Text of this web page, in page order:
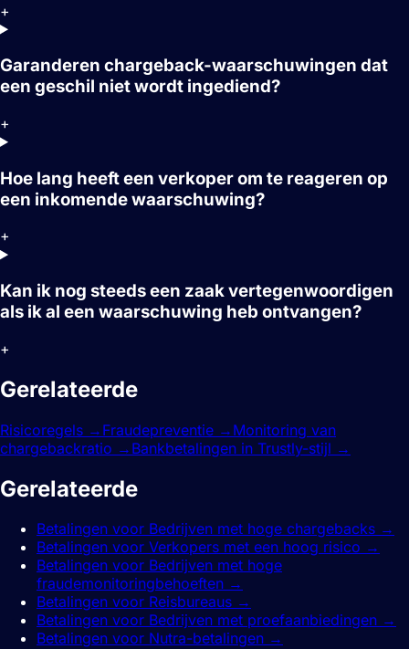
+
Garanderen chargeback-waarschuwingen dat
een geschil niet wordt ingediend?
+
Hoe lang heeft een verkoper om te reageren op
een inkomende waarschuwing?
+
Kan ik nog steeds een zaak vertegenwoordigen
als ik al een waarschuwing heb ontvangen?
+
Gerelateerde
Risicoregels → Fraudepreventie → Monitoring van
chargebackratio → Bankbetalingen in Trustly-stijl →
Gerelateerde
Betalingen voor Bedrijven met hoge chargebacks →
Betalingen voor Verkopers met een hoog risico →
Betalingen voor Bedrijven met hoge
fraudemonitoringbehoeften →
Betalingen voor Reisbureaus →
Betalingen voor Bedrijven met proefaanbiedingen →
Betalingen voor Nutra-betalingen →